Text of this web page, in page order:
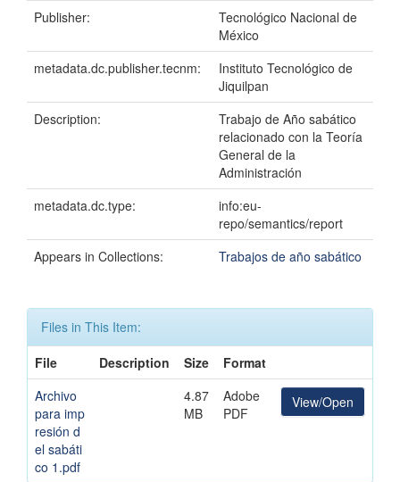
Publisher:
Tecnológico Nacional de
México
metadata.dc.publisher.tecnm:
Instituto Tecnológico de
Jiquilpan
Description:
Trabajo de Año sabático
relacionado con la Teoría
General de la
Administración
metadata.dc.type:
info:eu-
repo/semantics/report
Appears in Collections:
Trabajos de año sabático
Files in This Item:
File
Description Size
Format
Archivo
para imp
resión d
el sabáti
co 1.pdf
4.87
MB
Adobe
PDF
View/Open